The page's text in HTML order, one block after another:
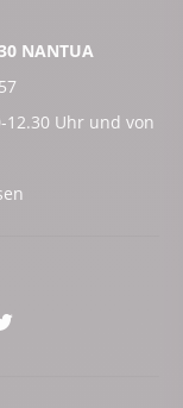
NANTUA
12.30 Uhr und von
Voir